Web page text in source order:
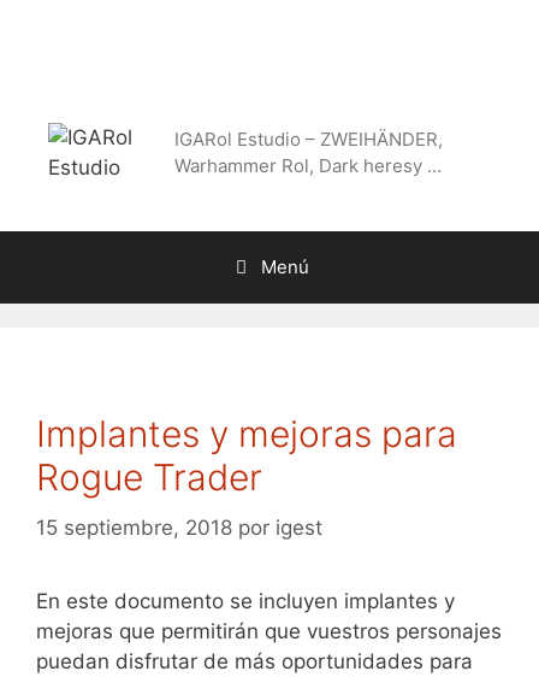
IGARol Estudio – ZWEIHÄNDER,
Warhammer Rol, Dark heresy …
Menú
Implantes y mejoras para
Rogue Trader
15 septiembre, 2018 por igest
En este documento se incluyen implantes y
mejoras que permitirán que vuestros personajes
puedan disfrutar de más oportunidades para